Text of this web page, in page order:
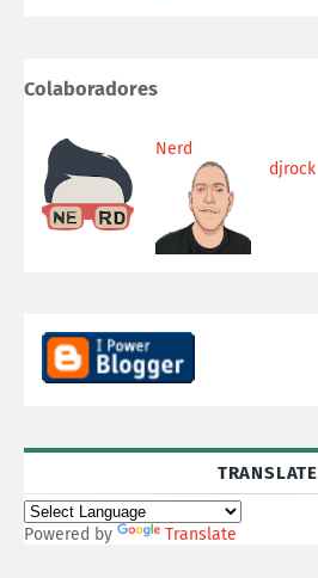
Colaboradores
Nerd
djrock
TRANSLATE
Powered by Translate